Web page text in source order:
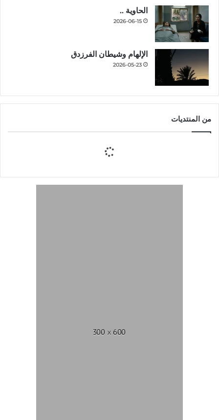
الحاوية ..
2026-06-15
الإلهام وشيطان الفرزدق
2026-05-23
من المنتديات